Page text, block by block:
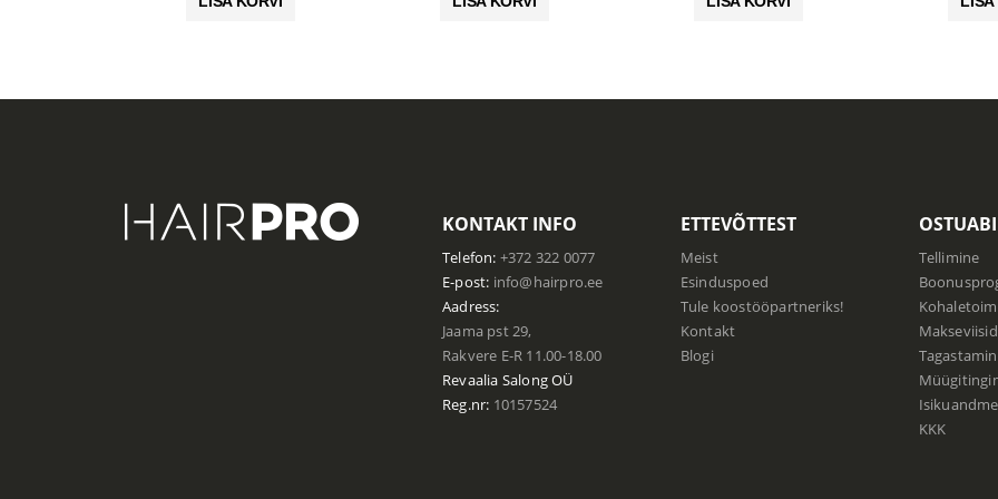
25.90 €.
35.90 €.
49.90 €.
KONTAKT INFO
Telefon: +372 322 0077
E-post: info@hairpro.ee
Aadress:
Jaama pst 29,
Rakvere E-R 11.00-18.00
Revaalia SalongOÜ
Reg.nr: 10157524
ETTEVÕTTEST
Meist
Esinduspoed
Tule koostööpartneriks!
Kontakt
Blogi
OSTUABI
Tellimine
Makseviisid
KKK